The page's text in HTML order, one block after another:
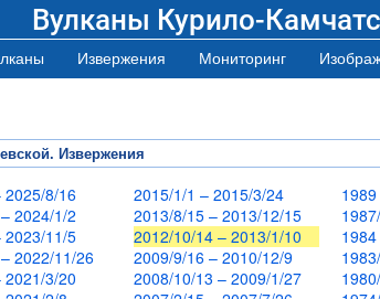
Вулканы Курило-
Извержения Мониторинг
Извержения
2025/8/16
2024/1/2
2023/11/5
2022/11/26
3/20
2015/1/1 – 2015/3/24
2013/8/15 – 2013/12/15
2012/10/14 – 2013/1/10
2009/9/16 – 2010/12/9
2008/10/13 – 2009/1/27